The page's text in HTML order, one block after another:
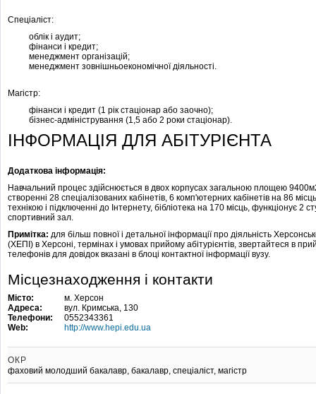
Спеціаліст:
облік і аудит;
фінанси і кредит;
менеджмент організацій;
менеджмент зовнішньоекономічної діяльності.
Магістр:
фінанси і кредит (1 рік стаціонар або заочно);
бізнес-адміністрування (1,5 або 2 роки стаціонар).
ІНФОРМАЦІЯ ДЛЯ АБІТУРІЄНТА
Додаткова інформація:
Навчальний процес здійснюється в двох корпусах загальною площею
створенні 28 спеціалізованих кабінетів, 6 комп'ютерних кабінетів на 86
технікою і підключенні до Інтернету, бібліотека на 170 місць, функціонує 2
спортивний зал.
Примітка: для більш повної і детальної інформації про діяльність
(ХЕПІ) в Херсоні, термінах і умовах прийому абітурієнтів, звертайтеся в
телефонів для довідок вказані в блоці контактної інформації вузу.
Місцезнаходження і контакти
Місто:
м. Херсон
Адреса:
вул. Кримська, 130
Телефони:
0552343361
Web:
http://www.hepi.edu.ua
ОКР
фаховий молодший бакалавр, бакалавр, спеціаліст, магістр